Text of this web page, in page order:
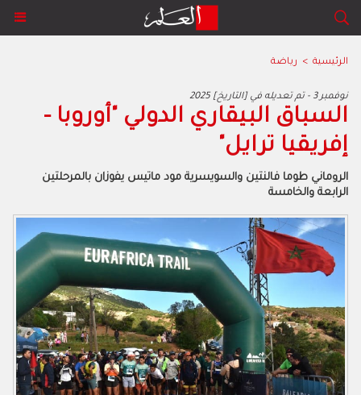
الرئيسية > رياضة
2025 نوفمبر 3 - تم تعديله في [التاريخ]
السباق البيقاري الدولي "أوروبا -
إفريقيا ترايل"
الروماني طوما فالنتين والسويسرية مود ماتيس يفوزان بالمرحلتين
الرابعة والخامسة